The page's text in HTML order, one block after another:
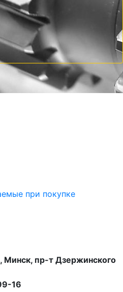
при покупке
Минск, пр-т Дзержинского
16